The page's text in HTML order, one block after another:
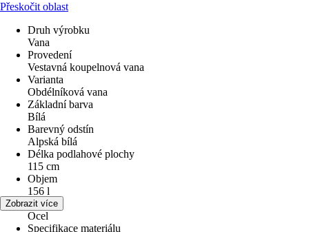
Přeskočit oblast
Druh výrobku
Vana
Provedení
Vestavná koupelnová vana
Varianta
Obdélníková vana
Základní barva
Bílá
Barevný odstín
Alpská bílá
Délka podlahové plochy
115 cm
Objem
156 l
Materiál
Ocel
Specifikace materiálu
Zobrazit více